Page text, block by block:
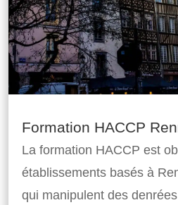
Formation HACCP
La formation HACCP est
établissements basés à
qui manipulent des